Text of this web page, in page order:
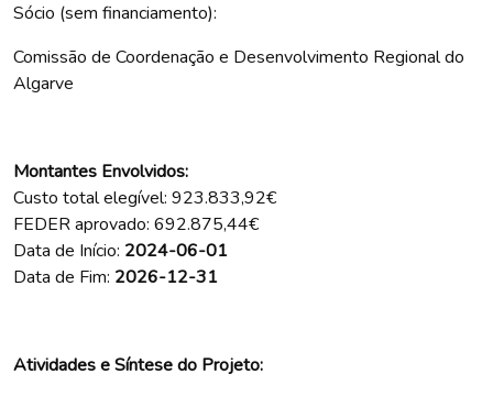
Sócio (sem financiamento):
Comissão de Coordenação e Desenvolvimento Regional do
Algarve
Montantes Envolvidos:
Custo total elegível: 923.833,92€
FEDER aprovado: 692.875,44€
Data de Início: 2024-06-01
Data de Fim: 2026-12-31
Atividades e Síntese do Projeto: